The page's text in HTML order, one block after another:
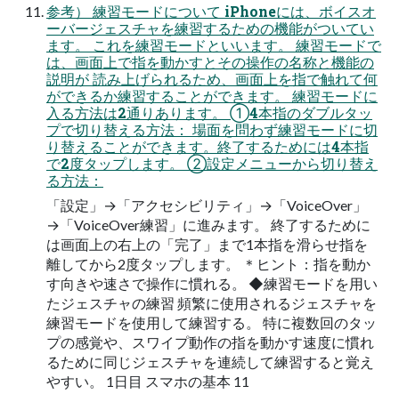
参考） 練習モードについて iPhoneには、ボイスオ
ーバージェスチャを練習するための機能がついてい
ます。 これを練習モードといいます。 練習モードで
は、画面上で指を動かすとその操作の名称と機能の
説明が 読み上げられるため、画面上を指で触れて何
ができるか練習することができます。 練習モードに
入る方法は2通りあります。 ➀4本指のダブルタッ
プで切り替える方法： 場面を問わず練習モードに切
り替えることができます。終了するためには4本指
で2度タップします。 ②設定メニューから切り替え
る方法：
「設定」→「アクセシビリティ」→「VoiceOver」
→「VoiceOver練習」に進みます。 終了するために
は画面上の右上の「完了」まで1本指を滑らせ指を
離してから2度タップします。 ＊ヒント：指を動か
す向きや速さで操作に慣れる。 ◆練習モードを用い
たジェスチャの練習 頻繁に使用されるジェスチャを
練習モードを使用して練習する。 特に複数回のタッ
プの感覚や、スワイプ動作の指を動かす速度に慣れ
るために同じジェスチャを連続して練習すると覚え
やすい。 1日目 スマホの基本 11